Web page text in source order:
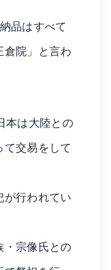
品はすべて
倉院」と言わ
本は大陸との
交易をして
が行われてい
・宗像氏との